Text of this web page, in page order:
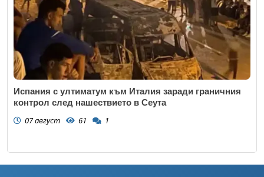
Испания с ултиматум към Италия заради граничния
контрол след нашествието в Сеута
07 август 61 1